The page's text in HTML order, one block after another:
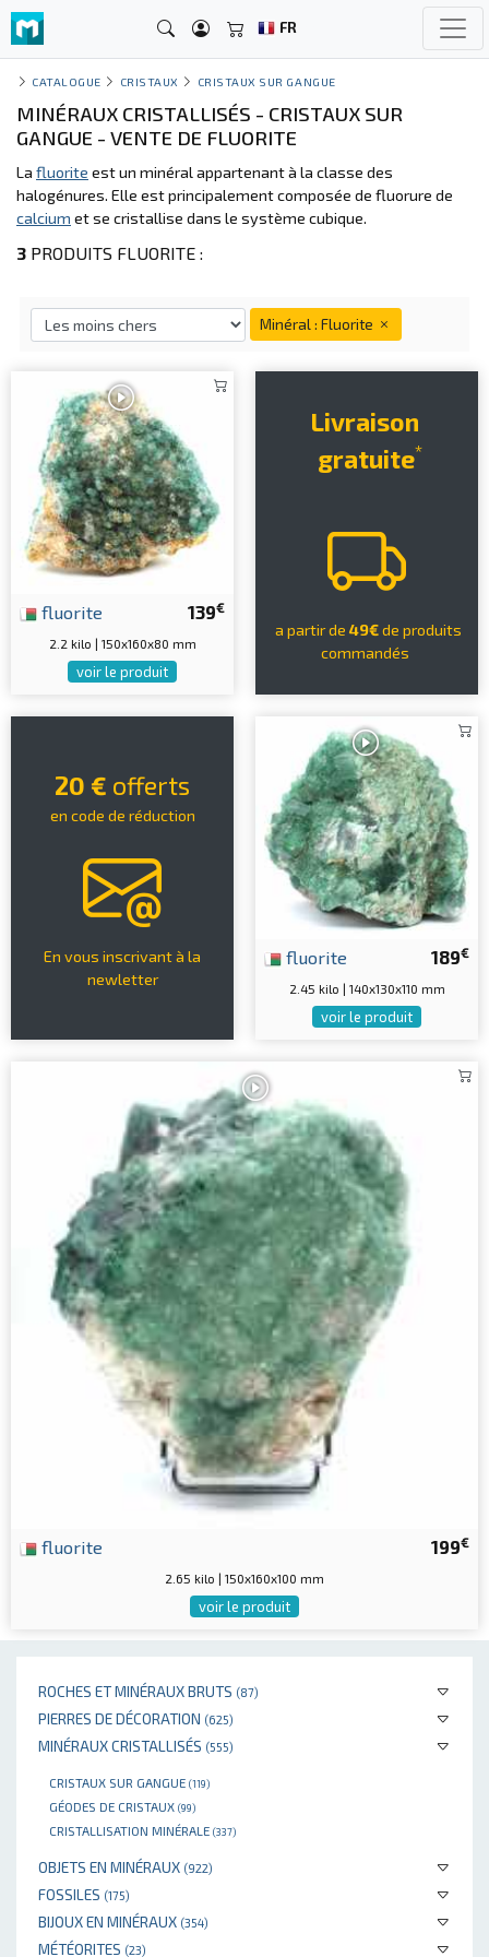
FR
ROCHES ET MINÉRAUX BRUTS (87)
PIERRES DE DÉCORATION (625)
MINÉRAUX CRISTALLISÉS (555)
CRISTAUX SUR GANGUE (119)
GÉODES DE CRISTAUX (99)
CRISTALLISATION MINÉRALE (337)
OBJETS EN MINÉRAUX (922)
FOSSILES (175)
BIJOUX EN MINÉRAUX (354)
MÉTÉORITES (23)
CATALOGUE CRISTAUX CRISTAUX SUR GANGUE
MINÉRAUX CRISTALLISÉS - CRISTAUX SUR
GANGUE - VENTE DE FLUORITE
La fluorite est un minéral appartenant à la classe des
halogénures. Elle est principalement composée de fluorure de
calcium et se cristallise dans le système cubique.
3 PRODUITS FLUORITE :
Minéral : Fluorite
139€
fluorite
2.2 kilo | 150x160x80 mm
voir le produit
Livraison
gratuite*
a partir de 49€de produits
commandés
20 € offerts
en code de réduction
En vous inscrivant à la
newletter
189€
fluorite
2.45 kilo | 140x130x110 mm
voir le produit
199€
fluorite
2.65 kilo | 150x160x100 mm
voir le produit